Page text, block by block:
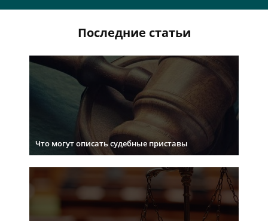
Последние статьи
Что могут описать судебные приставы